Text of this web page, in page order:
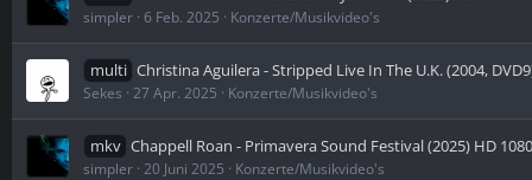
simpler 6 Feb. 2025 Konzerte/Musikvideo's
multi Christina Aguilera - Stripped Live In The U.K. (2004,
Sekes 27 Apr. 2025 Konzerte/Musikvideo's
mkv Chappell Roan - Primavera Sound Festival (2025) HD
simpler 20 Juni 2025 Konzerte/Musikvideo's